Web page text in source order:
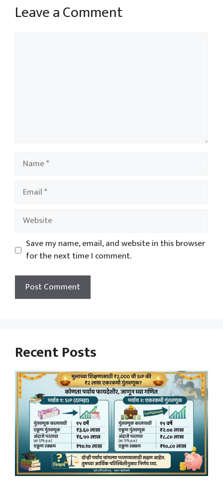
Leave a Comment
Name
Email
Website
Save my name, email, and website in this browser
for the next time I comment.
Recent Posts